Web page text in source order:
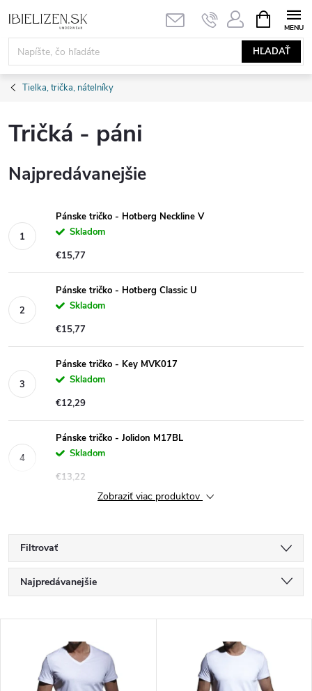
na
obsah
HĽADAŤ
KOŠÍK
Tielka, trička, nátelníky
Tričká - páni
Najpredávanejšie
Pánske tričko - Hotberg Neckline V
Skladom
€15,77
Pánske tričko - Hotberg Classic U
Skladom
€15,77
Pánske tričko - Key MVK017
Skladom
€12,29
Pánske tričko - Jolidon M17BL
Skladom
€13,22
Zobraziť viac produktov
Filtrovať
R
a
Najpredávanejšie
Abecedne